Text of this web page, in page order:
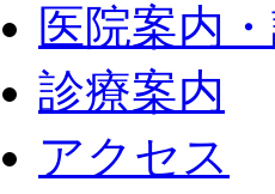
医院案内
診療案内
アクセス